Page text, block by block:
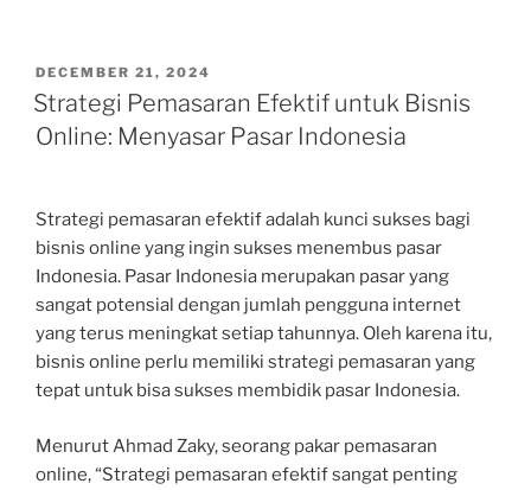
POSTED
ON
DECEMBER 21, 2024
Strategi Pemasaran Efektif untuk Bisnis
Online: Menyasar Pasar Indonesia
Strategi pemasaran efektif adalah kunci sukses bagi
bisnis online yang ingin sukses menembus pasar
Indonesia. Pasar Indonesia merupakan pasar yang
sangat potensial dengan jumlah pengguna internet
yang terus meningkat setiap tahunnya. Oleh karena itu,
bisnis online perlu memiliki strategi pemasaran yang
tepat untuk bisa sukses membidik pasar Indonesia.
Menurut Ahmad Zaky, seorang pakar pemasaran
online, “Strategi pemasaran efektif sangat penting